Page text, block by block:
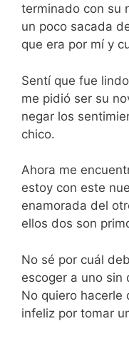
terminado con su
un poco sacada
que era por mí y
Sentí que fue
me pidió ser su
negar los
chico.
Ahora me
estoy con este
enamorada del
ellos dos son
No sé por cuál
escoger a uno sin
No quiero hacerle
infeliz por tomar